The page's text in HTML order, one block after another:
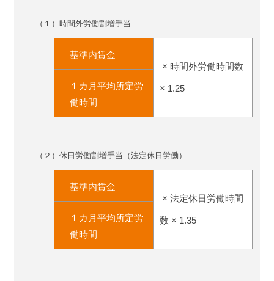
（１）時間外労働割増手当
基準内賃金
× 時間外労働時間数
× 1.25
１カ月平均所定労
働時間
（２）休日労働割増手当（法定休日労働）
基準内賃金
× 法定休日労働時間
数 × 1.35
１カ月平均所定労
働時間